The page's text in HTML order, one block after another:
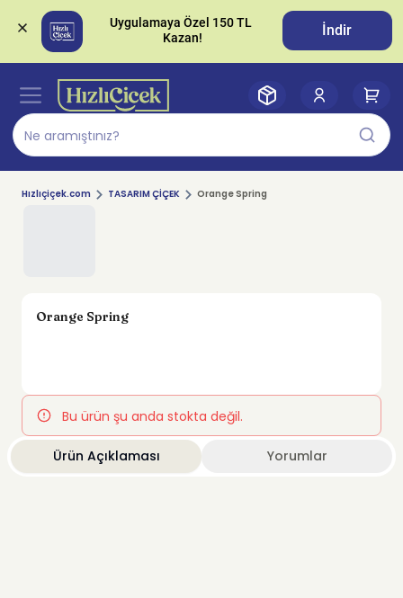
Uygulamaya Özel 150 TL
İndir
Hızlıçiçek.com TASARIM ÇİÇEK Orange Spring
Orange Spring
Bu ürün şu anda stokta değil.
Ürün Açıklaması Yorumlar